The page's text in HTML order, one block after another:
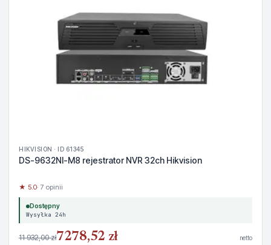
HIKVISION · ID 61345
DS-9632NI-M8 rejestrator NVR 32ch Hikvision
★ 5.0· 7 opinii
Dostępny
Wysyłka 24h
11 932,00 zł7278,52 zł netto